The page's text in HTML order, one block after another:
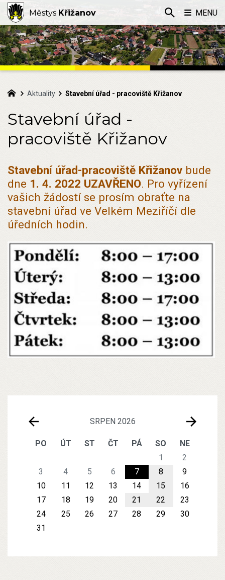
SRPEN 2026
PO ÚT ST ČT PÁ SO
NE
1
2
3
4 5 6 7 8
9
10
11 12 13 14 15
16
17
18 19 20 21 22
23
24
25 26 27 28 29
30
31
Aktuality Stavební úřad - pracoviště Křižanov
Stavební úřad -
pracoviště Křižanov
Stavební úřad-pracoviště Křižanov bude
dne 1. 4. 2022 UZAVŘENO. Pro vyřízení
vašich žádostí se prosím obraťte na
stavební úřad ve Velkém Meziříčí dle
úředních hodin.
Městys Křižanov MENU